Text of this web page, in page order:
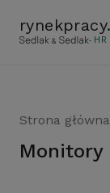
rynekpracy.
-
Strona główna
Monitory